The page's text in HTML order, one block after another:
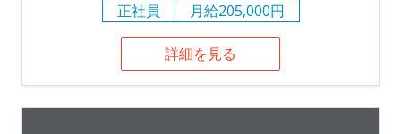
正社員
月給205,000円
詳細を見る